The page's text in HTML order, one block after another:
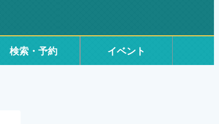
検索・予約 イベント